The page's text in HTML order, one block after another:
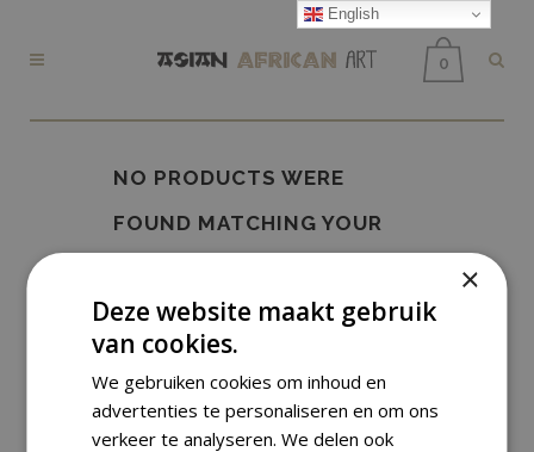
0
NO PRODUCTS WERE
FOUND MATCHING YOUR
English
×
Deze website maakt gebruik
van cookies.
We gebruiken cookies om inhoud en
advertenties te personaliseren en om ons
verkeer te analyseren. We delen ook